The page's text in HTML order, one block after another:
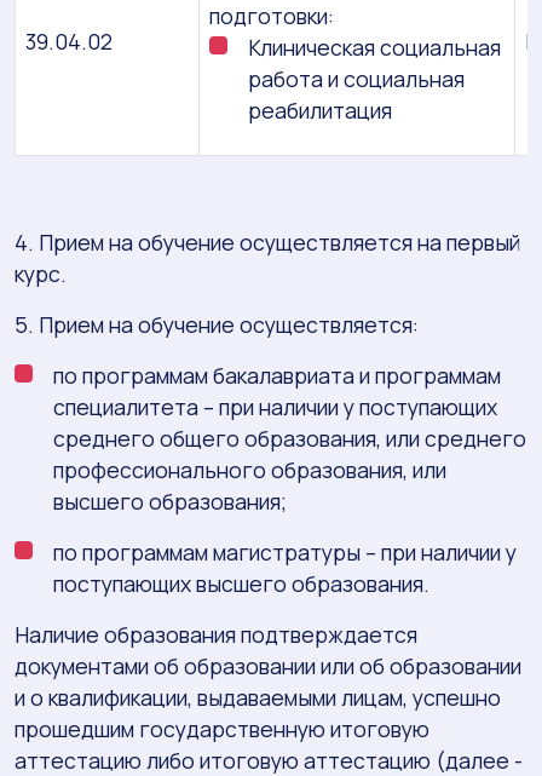
39.04.02
подготовки:
Клиническая социальная
работа и социальная
реабилитация
4. Прием на обучение осуществляется на первый
курс.
5. Прием на обучение осуществляется:
по программам бакалавриата и программам
специалитета – при наличии у поступающих
среднего общего образования, или среднего
профессионального образования, или
высшего образования;
по программам магистратуры – при наличии у
поступающих высшего образования.
Наличие образования подтверждается
документами об образовании или об образовании
и о квалификации, выдаваемыми лицам, успешно
прошедшим государственную итоговую
аттестацию либо итоговую аттестацию (далее -